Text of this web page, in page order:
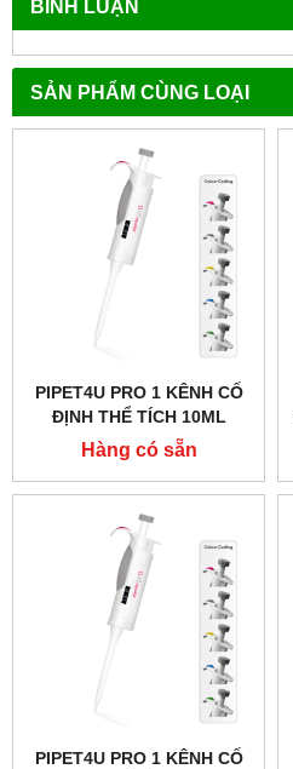
BÌNH LUẬN
SẢN PHẨM CÙNG LOẠI
PIPET4U PRO 1 KÊNH CỐ
ĐỊNH THỂ TÍCH 10ML
HÃNG AHN - ĐỨC
Hàng có sẵn
PIPET4U PRO 1 KÊNH CỐ